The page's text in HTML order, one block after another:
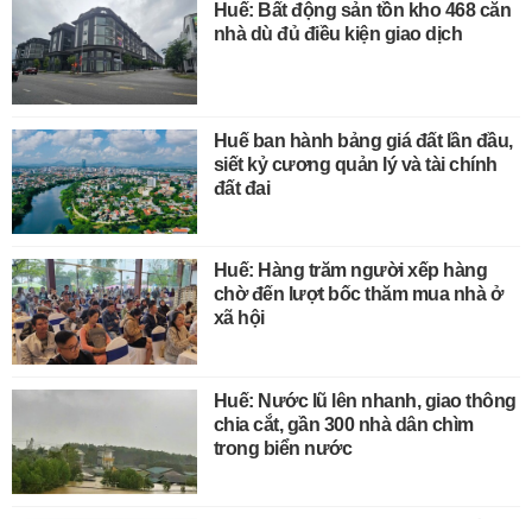
Huế: Bất động sản tồn kho 468 căn
nhà dù đủ điều kiện giao dịch
Huế ban hành bảng giá đất lần đầu,
siết kỷ cương quản lý và tài chính
đất đai
Huế: Hàng trăm người xếp hàng
chờ đến lượt bốc thăm mua nhà ở
xã hội
Huế: Nước lũ lên nhanh, giao thông
chia cắt, gần 300 nhà dân chìm
trong biển nước